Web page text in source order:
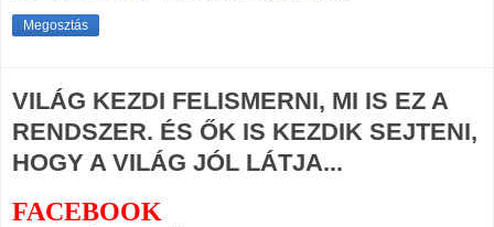
Megosztás
VILÁG KEZDI FELISMERNI, MI IS EZ A
RENDSZER. ÉS ŐK IS KEZDIK SEJTENI,
HOGY A VILÁG JÓL LÁTJA...
FACEBOOK